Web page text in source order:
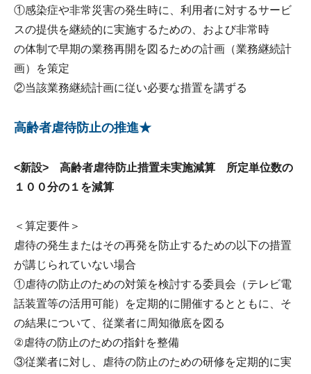
①感染症や非常災害の発生時に、利用者に対するサービ
スの提供を継続的に実施するための、および非常時
の体制で早期の業務再開を図るための計画（業務継続計
画）を策定
②当該業務継続計画に従い必要な措置を講ずる
高齢者虐待防止の推進★
<新設> 高齢者虐待防止措置未実施減算 所定単位数の
１００分の１を減算
＜算定要件＞
虐待の発生またはその再発を防止するための以下の措置
が講じられていない場合
①虐待の防止のための対策を検討する委員会（テレビ電
話装置等の活用可能）を定期的に開催するとともに、そ
の結果について、従業者に周知徹底を図る
②虐待の防止のための指針を整備
③従業者に対し、虐待の防止のための研修を定期的に実